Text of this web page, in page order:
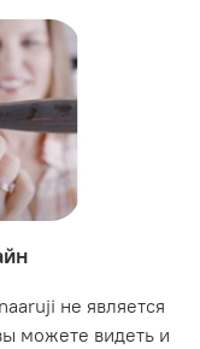
не является
можете видеть и